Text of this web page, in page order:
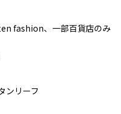
fashion、一部百貨店のみ
リーフ